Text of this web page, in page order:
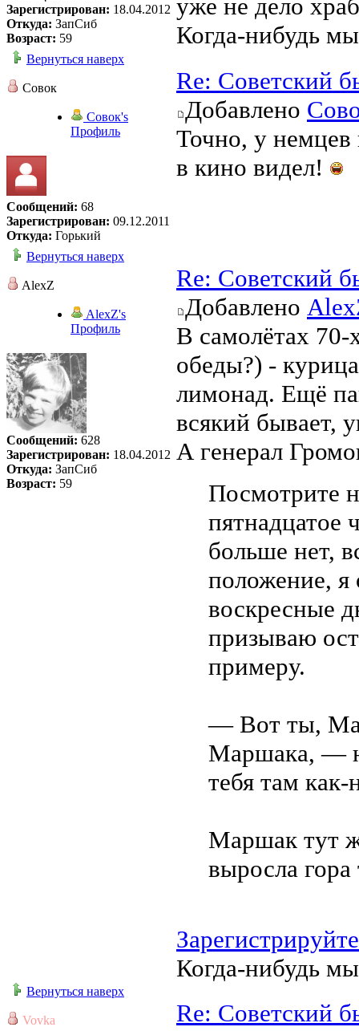
Зарегистрирован: 18.04.2012
Откуда: ЗапСиб
Возраст: 59
уже не дело
Когда-нибудь
Вернуться наверх
Совок
Совок's
Профиль
Сообщений: 68
Зарегистрирован: 09.12.2011
Откуда: Горький
Re: Советский
Добавлено
Точно, у немцев
в кино видел!
Вернуться наверх
AlexZ
AlexZ's
Профиль
Сообщений: 628
Зарегистрирован: 18.04.2012
Откуда: ЗапСиб
Возраст: 59
Re: Советский
Добавлено
В самолётах 70-
обеды?) -
лимонад. Ещё
всякий бывает,
А генерал
Посмотрите
пятнадцатое
больше нет,
положение, я
воскресные
призываю
примеру.
— Вот ты,
Маршака, —
тебя там
Маршак тут
выросла гора
Когда-нибудь
Вернуться наверх
Vovka
Re: Советский